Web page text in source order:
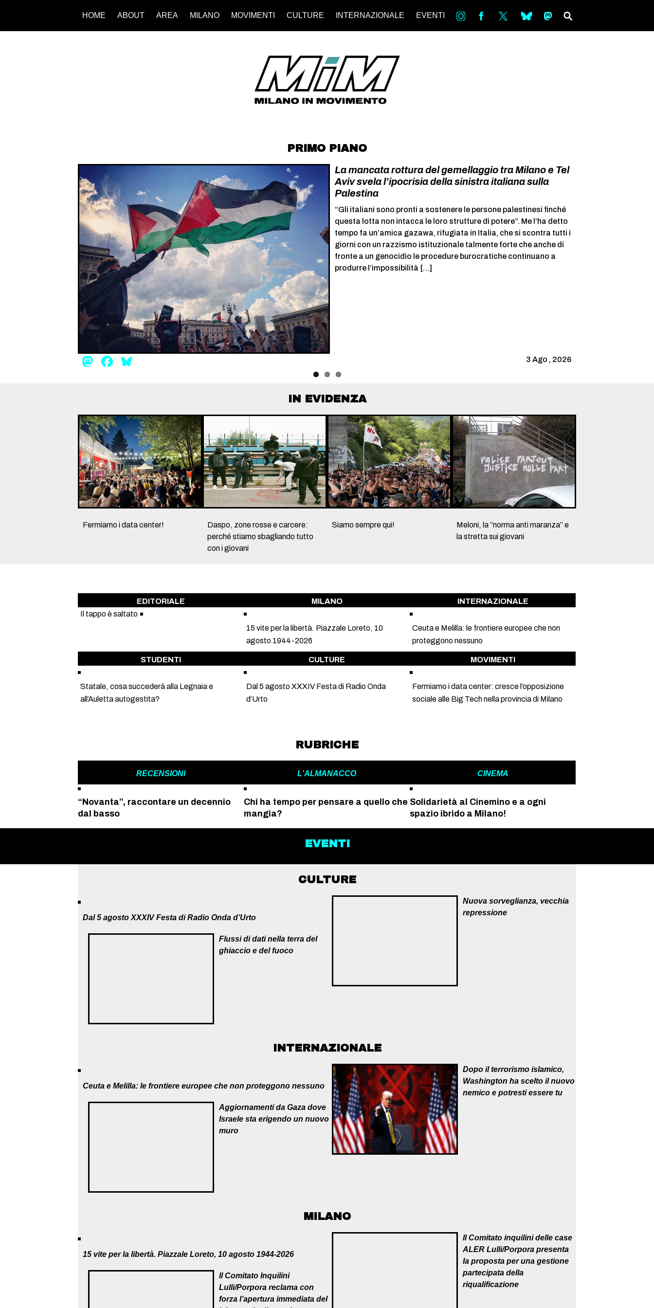
HOME ABOUT AREA MILANO MOVIMENTI CULTURE INTERNAZIONALE EVENTI in bsky ms
PRIMO PIANO
La mancata rottura del gemellaggio tra Milano e Tel
Aviv svela l’ipocrisia della sinistra italiana sulla
Palestina
“Gli italiani sono pronti a sostenere le persone palestinesi finché
questa lotta non intacca le loro strutture di potere”. Me l’ha detto
tempo fa un’amica gazawa, rifugiata in Italia, che si scontra tutti i
giorni con un razzismo istituzionale talmente forte che anche di
fronte a un genocidio le procedure burocratiche continuano a
produrre l’impossibilità […]
Mastodon
Facebook 3 Ago , 2026
IN EVIDENZA
Fermiamo i data center!
Daspo, zone rosse e carcere:
perché stiamo sbagliando tutto
con i giovani
Siamo sempre qui!
Meloni, la “norma anti maranza” e
la stretta sui giovani
EDITORIALE
Il tappo è saltato
MILANO
15 vite per la libertà. Piazzale Loreto, 10
agosto 1944-2026
INTERNAZIONALE
Ceuta e Melilla: le frontiere europee che non
proteggono nessuno
STUDENTI
Statale, cosa succederà alla Legnaia e
all’Auletta autogestita?
CULTURE
Dal 5 agosto XXXIV Festa di Radio Onda
d’Urto
MOVIMENTI
Fermiamo i data center: cresce l’opposizione
sociale alle Big Tech nella provincia di Milano
RUBRICHE
RECENSIONI
“Novanta”, raccontare un decennio
dal basso
L'ALMANACCO
Chi ha tempo per pensare a quello che
mangia?
CINEMA
Solidarietà al Cinemino e a ogni
spazio ibrido a Milano!
EVENTI
CULTURE
Dal 5 agosto XXXIV Festa di Radio Onda d’Urto
Nuova sorveglianza, vecchia
repressione
Flussi di dati nella terra del
ghiaccio e del fuoco
INTERNAZIONALE
Ceuta e Melilla: le frontiere europee che non proteggono nessuno
Dopo il terrorismo islamico,
Washington ha scelto il nuovo
nemico e potresti essere tu
Aggiornamenti da Gaza dove
Israele sta erigendo un nuovo
muro
MILANO
15 vite per la libertà. Piazzale Loreto, 10 agosto 1944-2026
Il Comitato inquilini delle case
ALER Lulli/Porpora presenta
la proposta per una gestione
partecipata della
riqualificazione
Il Comitato Inquilini
Lulli/Porpora reclama con
forza l’apertura immediata del